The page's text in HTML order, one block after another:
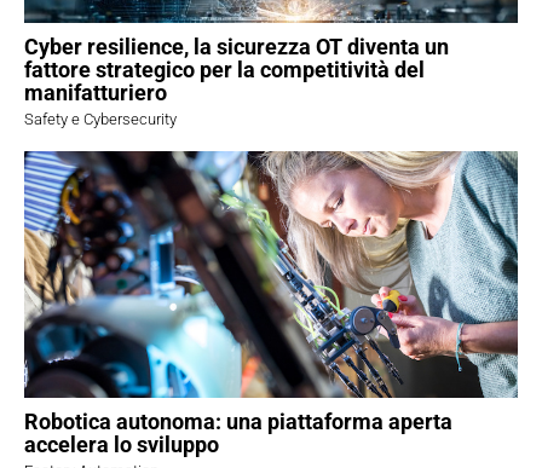
Cyber resilience, la sicurezza OT diventa un
fattore strategico per la competitività del
manifatturiero
Safety e Cybersecurity
Robotica autonoma: una piattaforma aperta
accelera lo sviluppo